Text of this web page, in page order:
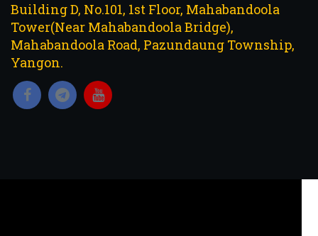
Building D, No.101, 1st Floor, Mahabandoola
Tower(Near Mahabandoola Bridge),
Mahabandoola Road, Pazundaung Township,
Yangon.